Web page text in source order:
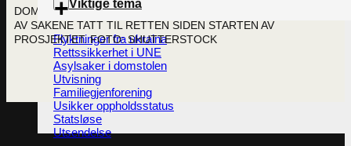
Viktige tema
Flyktninger fra ukraina
Rettssikkerhet i UNE
Asylsaker i domstolen
Utvisning
Familiegjenforening
Usikker oppholdsstatus
Statsløse
Utsendelse
DOMSTOLSPROSJEKTET HAR VUNNET FREM I 63 PROSENT
AV SAKENE TATT TIL RETTEN SIDEN STARTEN AV
PROSJEKTET. FOTO: SHUTTERSTOCK